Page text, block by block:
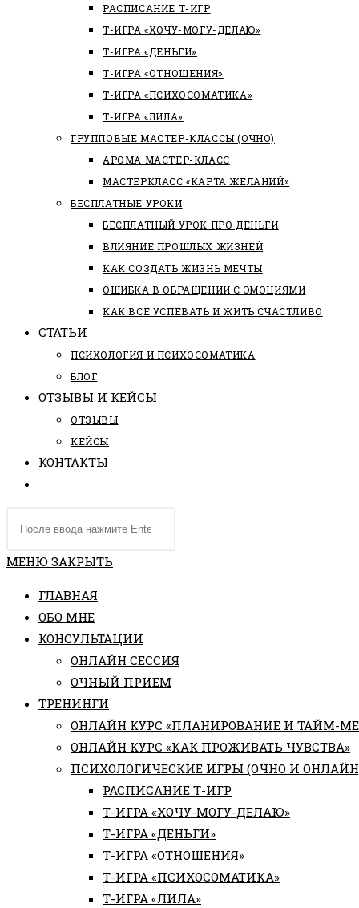
РАСПИСАНИЕ Т-ИГР
Т-ИГРА «ХОЧУ-МОГУ-ДЕЛАЮ»
Т-ИГРА «ДЕНЬГИ»
Т-ИГРА «ОТНОШЕНИЯ»
Т-ИГРА «ПСИХОСОМАТИКА»
Т-ИГРА «ЛИЛА»
ГРУППОВЫЕ МАСТЕР-КЛАССЫ (ОЧНО)
АРОМА МАСТЕР-КЛАСС
МАСТЕРКЛАСС «КАРТА ЖЕЛАНИЙ»
БЕСПЛАТНЫЕ УРОКИ
БЕСПЛАТНЫЙ УРОК ПРО ДЕНЬГИ
ВЛИЯНИЕ ПРОШЛЫХ ЖИЗНЕЙ
КАК СОЗДАТЬ ЖИЗНЬ МЕЧТЫ
ОШИБКА В ОБРАЩЕНИИ С ЭМОЦИЯМИ
КАК ВСЕ УСПЕВАТЬ И ЖИТЬ СЧАСТЛИВО
СТАТЬИ
ПCИХОЛОГИЯ И ПСИХОСОМАТИКА
БЛОГ
ОТЗЫВЫ И КЕЙСЫ
ОТЗЫВЫ
КЕЙСЫ
КОНТАКТЫ
ПО
САЙТУ
сайте
МЕНЮ ЗАКРЫТЬ
ГЛАВНАЯ
ОБО МНЕ
КОНСУЛЬТАЦИИ
ОНЛАЙН СЕССИЯ
ОЧНЫЙ ПРИЕМ
ТРЕНИНГИ
ОНЛАЙН КУРС «ПЛАНИРОВАНИЕ И ТАЙМ-
ОНЛАЙН КУРС «КАК ПРОЖИВАТЬ ЧУВСТВА»
ПСИХОЛОГИЧЕСКИЕ ИГРЫ (ОЧНО И
РАСПИСАНИЕ Т-ИГР
Т-ИГРА «ХОЧУ-МОГУ-ДЕЛАЮ»
Т-ИГРА «ДЕНЬГИ»
Т-ИГРА «ОТНОШЕНИЯ»
Т-ИГРА «ПСИХОСОМАТИКА»
Т-ИГРА «ЛИЛА»